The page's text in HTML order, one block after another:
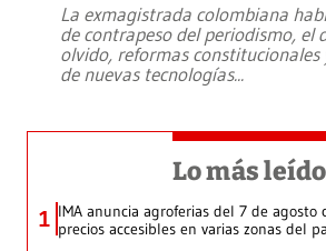
La exmagistrada colombiana
de contrapeso del periodismo, el
olvido, reformas constitucionales
de nuevas tecnologías...
Lo más leído
1 IMA anuncia agroferias del 7 de agosto
precios accesibles en varias zonas del